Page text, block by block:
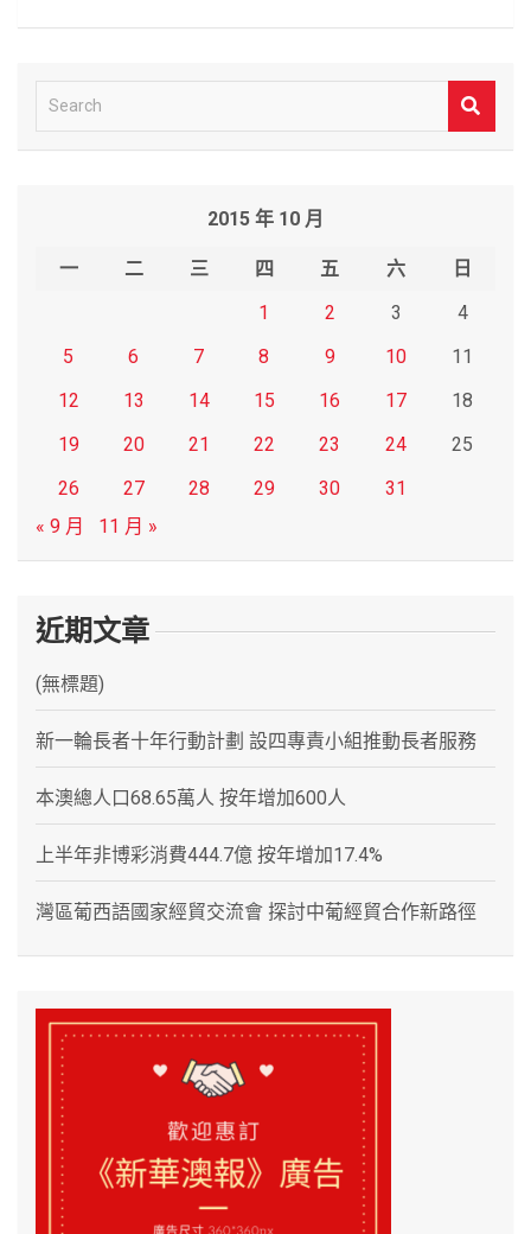
e
2015 年 10 月
一 二 三 四 五 六
日
1
2 3
4
5
6 7 8 9 10
11
12
13 14 15 16 17
18
19
20 21 22 23 24
25
26
27 28 29 30
31
« 9 月
11 月 »
近期文章
(無標題)
新一輪長者十年行動計劃 設四專責小組推動長者服務
本澳總人口68.65萬人 按年增加600人
上半年非博彩消費444.7億 按年增加17.4%
灣區葡西語國家經貿交流會 探討中葡經貿合作新路徑